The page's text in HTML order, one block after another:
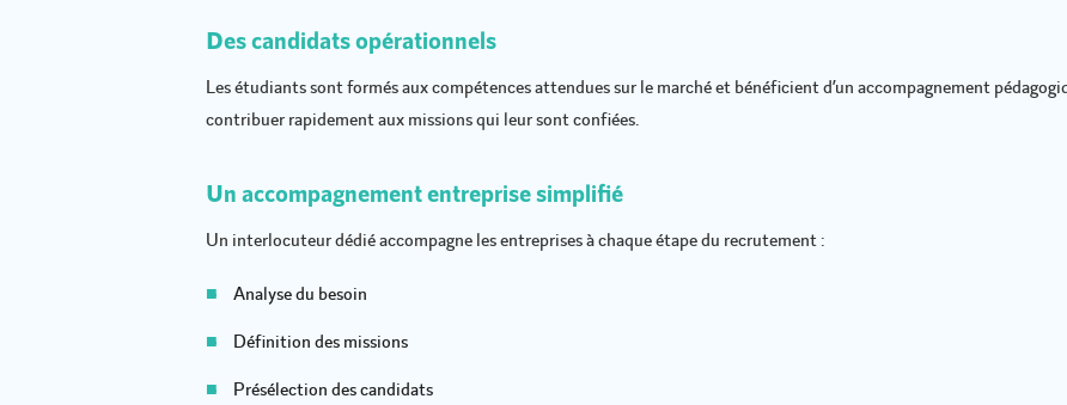
Des candidats opérationnels
Les étudiants sont formés aux compétences attendues sur le marché et bénéficient d’un accompagnement
contribuer rapidement aux missions qui leur sont confiées.
Un accompagnement entreprise simplifié
Un interlocuteur dédié accompagne les entreprises à chaque étape du recrutement :
■
Analyse du besoin
■
Définition des missions
■
Présélection des candidats